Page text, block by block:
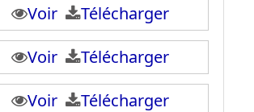
Voir
Télécharger
Voir
Télécharger
Voir
Télécharger